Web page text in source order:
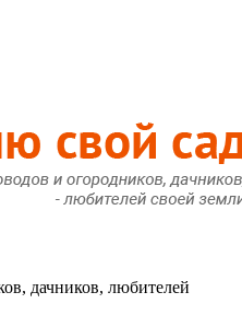
дачников, любителей